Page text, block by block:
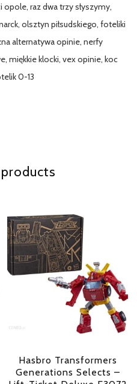
opole, raz dwa trzy słyszymy,
olsztyn piłsudskiego, foteliki
alternatywa opinie, nerfy
miękkie klocki, vex opinie, koc
0-13
Hasbro Transformers
Generations Selects –